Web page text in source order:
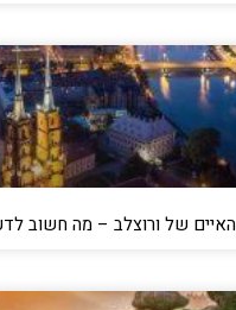
האיים של ורוצלב – מה חשוב